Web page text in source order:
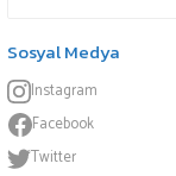
Sosyal Medya
Instagram
Facebook
Twitter